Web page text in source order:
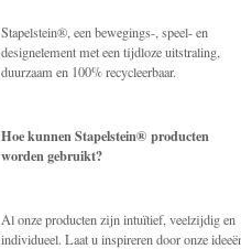
Stapelstein®, een bewegings-, speel- en
designelement met een tijdloze uitstraling,
duurzaam en 100% recycleerbaar.
Hoe kunnen Stapelstein® producten
worden gebruikt?
Al onze producten zijn intuïtief, veelzijdig en
individueel. Laat u inspireren door onze